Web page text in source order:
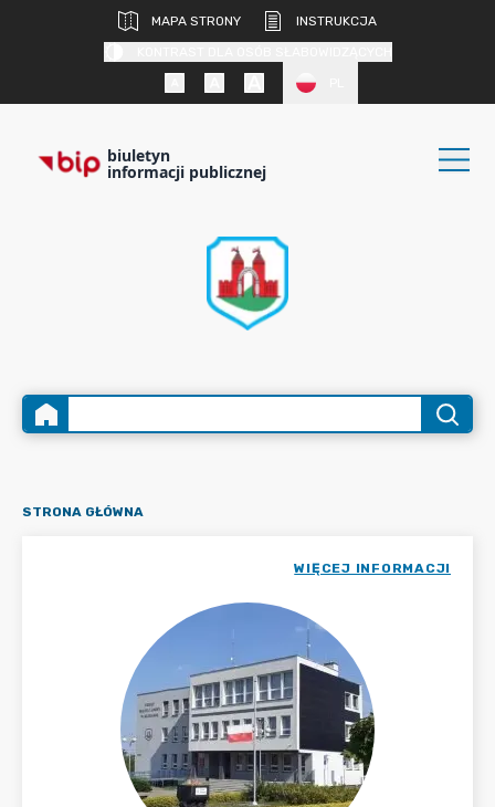
MAPA STRONY
INSTRUKCJA
biuletyn
informacji publicznej
STRONA GŁÓWNA
WIĘCEJ INFORMACJI